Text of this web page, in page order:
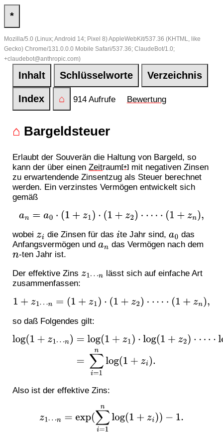
*
Mozilla/5.0 (Linux; Android 14; Pixel 8) AppleWebKit/537.36 (KHTML, like
Gecko) Chrome/131.0.0.0 Mobile Safari/537.36; ClaudeBot/1.0;
+claudebot@anthropic.com)
Inhalt Schlüsselworte Verzeichnis
Index ⌂ 914 Aufrufe Bewertung
⌂ Bargeldsteuer
Erlaubt der Souverän die Haltung von Bargeld, so
kann der über einenZeitraum[+] mit negativen Zinsen
zu erwartendende Zinsentzug als Steuer berechnet
werden. Ein verzinstes Vermögen entwickelt sich
gemäß
an=a 0⋅( 1+ z 1) ⋅(1 +z2)⋅⋯ ⋅ 1 + z n ),
wobei zi die Zinsen für das ite Jahr sind, a0 das
Anfangsvermögen undan das Vermögen nach dem
n-ten Jahr ist.
Der effektive Zins z1 ⋯n lässt sich auf einfache Art
zusammenfassen:
1+z1 ⋯n=( 1+ z1) ⋅( 1 +z2)⋅⋯ ⋅( 1 + z n ),
so daß Folgendes gilt:
log( 1 +z 1 ⋯n)=log( 1+ z1) ⋅log(1+z2 )⋅⋯
n)
Also ist der effektive Zins:
(∑i=